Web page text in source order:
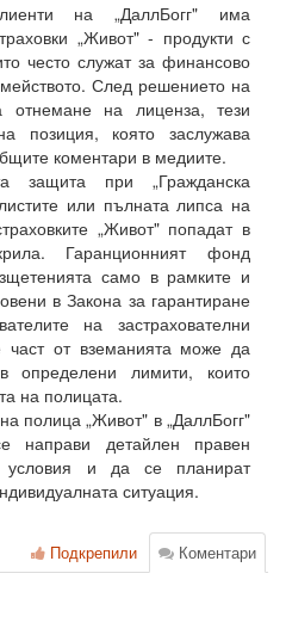
на „ДаллБогг" има
„Живот" - продукти с
често служат за финансово
След решението на
на лиценза, тези
позиция, която заслужава
коментари в медиите.
защита при „Гражданска
или пълната липса на
„Живот" попадат в
Гаранционният фонд
само в рамките и
в Закона за гарантиране
на застрахователни
част от вземанията може да
определени лимити, които
на полицата.
полица „Живот" в „ДаллБогг"
направи детайлен правен
условия и да се планират
ситуация.
Коментари
Подкрепили